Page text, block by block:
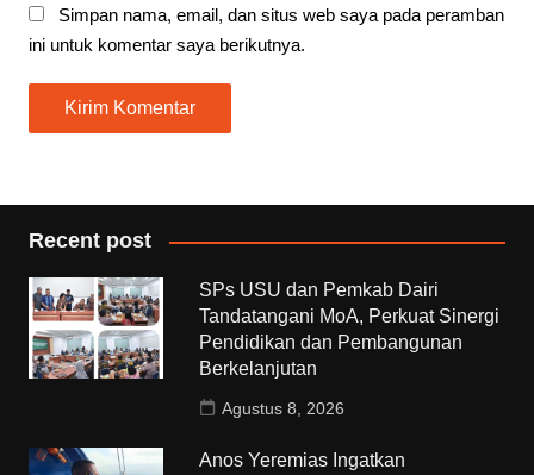
Simpan nama, email, dan situs web saya pada peramban
ini untuk komentar saya berikutnya.
Recent post
SPs USU dan Pemkab Dairi
Tandatangani MoA, Perkuat Sinergi
Pendidikan dan Pembangunan
Berkelanjutan
Agustus 8, 2026
Anos Yeremias Ingatkan